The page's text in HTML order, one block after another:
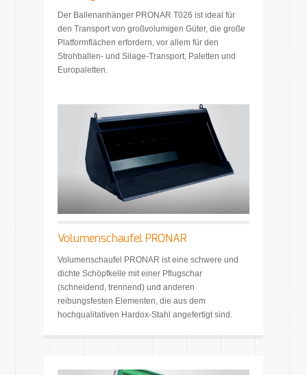
Der Ballenanhänger PRONAR T026 ist ideal für
den Transport von großvolumigen Güter, die große
Platformflächen erfordern, vor allem für den
Strohballen- und Silage-Transport, Paletten und
Europaletten.
Volumenschaufel PRONAR
Volumenschaufel PRONAR ist eine schwere und
dichte Schöpfkelle mit einer Pflugschar
(schneidend, trennend) und anderen
reibungsfesten Elementen, die aus dem
hochqualitativen Hardox-Stahl angefertigt sind.